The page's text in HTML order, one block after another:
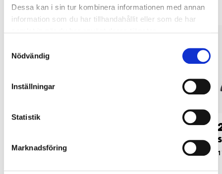
Dessa kan i sin tur kombinera informationen med annan
information som du har tillhandahållit eller som de har
Nödvändig
Inställningar
Statistik
Marknadsföring
hål, 10 st.
Slippapper K240, 6